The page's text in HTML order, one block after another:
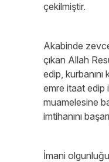
çekilmiştir.
Akabinde
çıkan Allah
edip,
emre itaat edip
muamelesine
imtihanını
İmani